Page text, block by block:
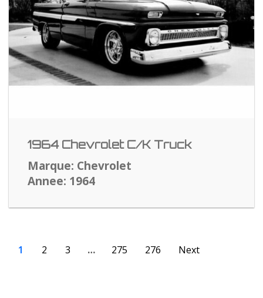
1964 Chevrolet C/K Truck
Marque: Chevrolet
Annee: 1964
1 2 3 … 275 276 Next